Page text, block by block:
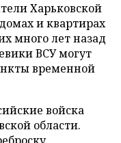
Харьковской
и квартирах
много лет назад
ВСУ могут
временной
войска
области.